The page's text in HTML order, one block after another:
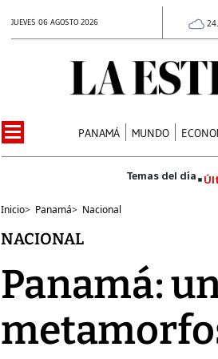
JUEVES 06 AGOSTO 2026
PANAMÁ MUNDO
Inicio> Panamá> Nacional
NACIONAL
Panamá: